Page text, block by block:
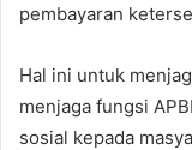
pembayaran
Hal ini untuk
menjaga fungsi
sosial kepada